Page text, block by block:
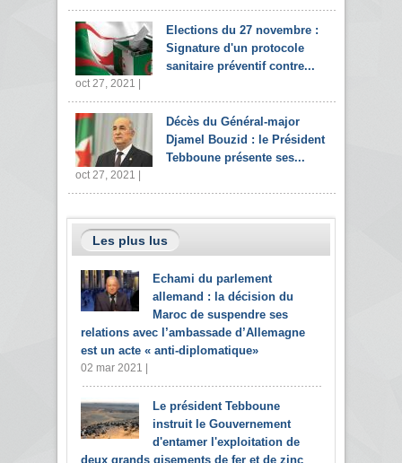
Elections du 27 novembre :
Signature d'un protocole
sanitaire préventif contre...
oct 27, 2021 |
Décès du Général-major
Djamel Bouzid : le Président
Tebboune présente ses...
oct 27, 2021 |
Les plus lus
Echami du parlement
allemand : la décision du
Maroc de suspendre ses
relations avec l’ambassade d’Allemagne
est un acte « anti-diplomatique»
02 mar 2021 |
Le président Tebboune
instruit le Gouvernement
d'entamer l'exploitation de
deux grands gisements de fer et de zinc